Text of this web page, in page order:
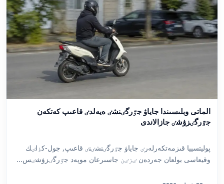
الماتى وبلىسىندا جاياۋ جٷرگٸنشٸ ەيەلدٸ قاعىپ كەتكەن
جٷرگٸزۋشٸ جازالاندى
پوليتسييا قىزمەتكەرلەرٸ جاياۋ جٷرگٸنشٸنٸ قاعىپ, جول-كٶلٸك
وقيعاسى بولعان جەردەن ٸزٸن جاسىرعان موپەد جٷرگٸزۋشٸس...